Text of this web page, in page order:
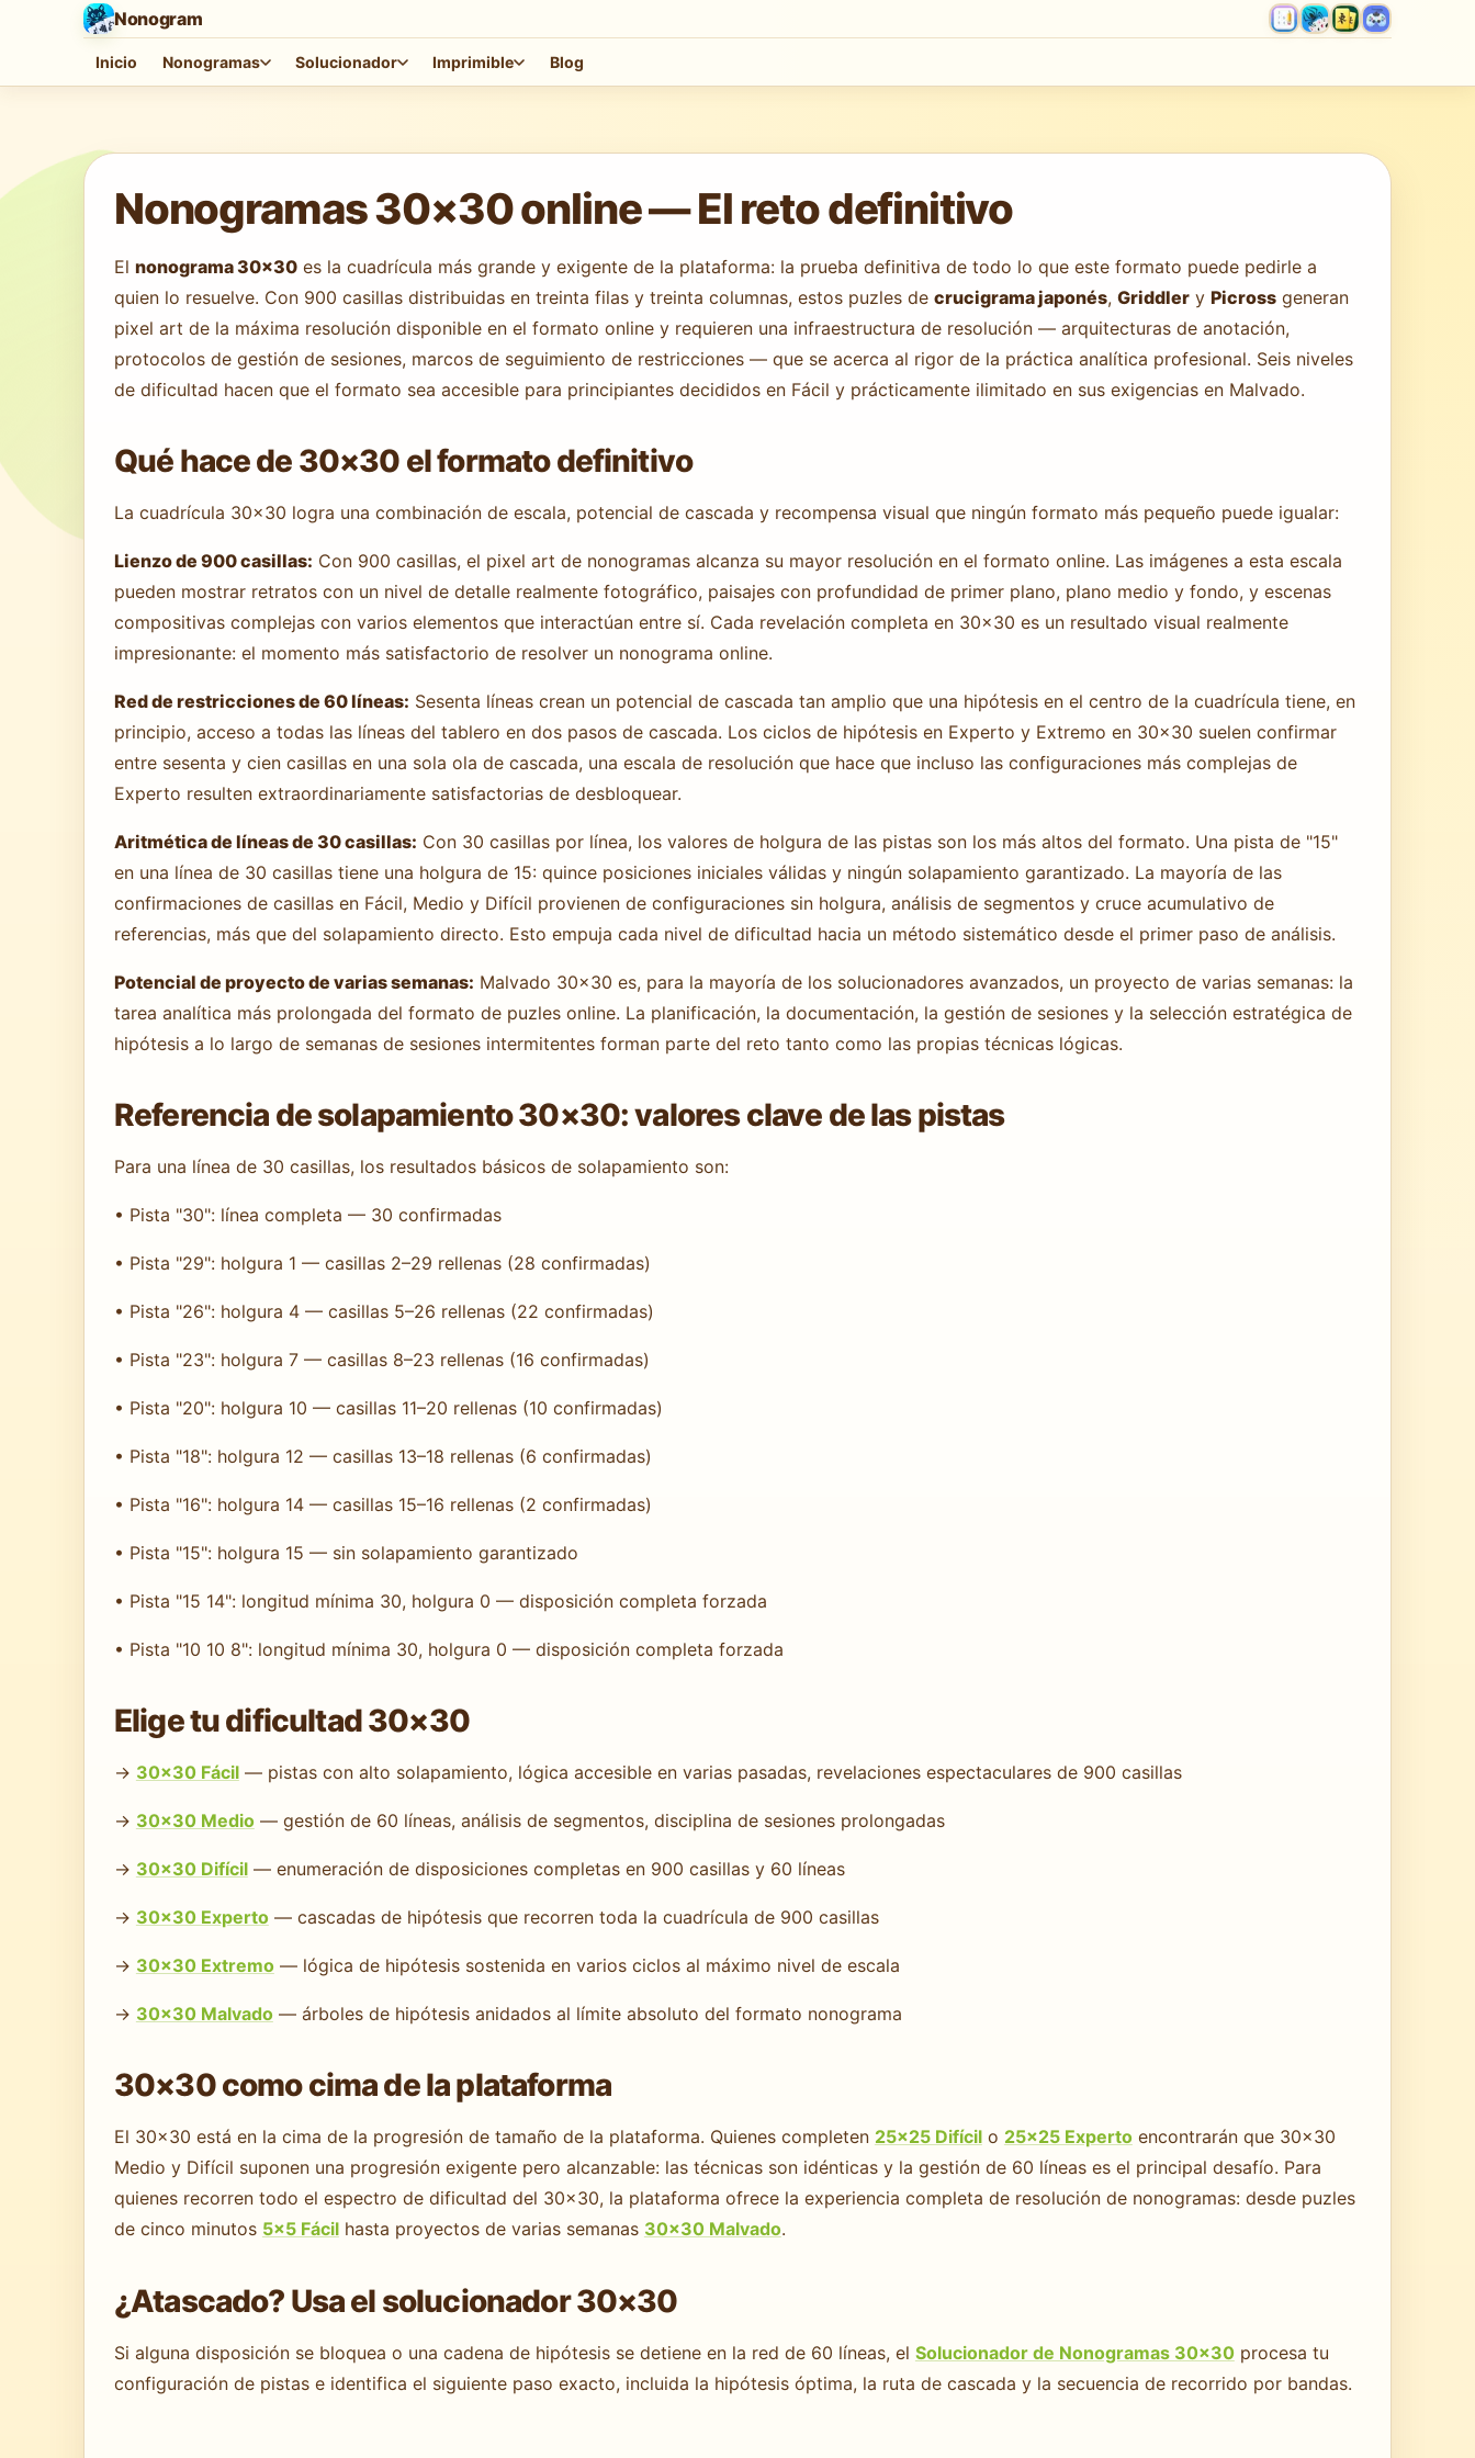
Nonogram
Inicio Nonogramas Solucionador Imprimible Blog
Cargando juego…
Nonogramas 30×30 online — El reto definitivo
El nonograma 30×30es la cuadrícula más grande y exigente de la plataforma: la prueba definitiva de todo lo que este formato puede pedirle a
quien lo resuelve. Con 900 casillas distribuidas en treinta filas y treinta columnas, estos puzles de crucigrama japonés, Griddlery Picrossgeneran
pixel art de la máxima resolución disponible en el formato online y requieren una infraestructura de resolución — arquitecturas de anotación,
protocolos de gestión de sesiones, marcos de seguimiento de restricciones — que se acerca al rigor de la práctica analítica profesional. Seis niveles
de dificultad hacen que el formato sea accesible para principiantes decididos en Fácil y prácticamente ilimitado en sus exigencias en Malvado.
Qué hace de 30×30 el formato definitivo
La cuadrícula 30×30 logra una combinación de escala, potencial de cascada y recompensa visual que ningún formato más pequeño puede igualar:
Lienzo de 900 casillas: Con 900 casillas, el pixel art de nonogramas alcanza su mayor resolución en el formato online. Las imágenes a esta escala
pueden mostrar retratos con un nivel de detalle realmente fotográfico, paisajes con profundidad de primer plano, plano medio y fondo, y escenas
compositivas complejas con varios elementos que interactúan entre sí. Cada revelación completa en 30×30 es un resultado visual realmente
impresionante: el momento más satisfactorio de resolver un nonograma online.
Red de restricciones de 60 líneas: Sesenta líneas crean un potencial de cascada tan amplio que una hipótesis en el centro de la cuadrícula tiene, en
principio, acceso a todas las líneas del tablero en dos pasos de cascada. Los ciclos de hipótesis en Experto y Extremo en 30×30 suelen confirmar
entre sesenta y cien casillas en una sola ola de cascada, una escala de resolución que hace que incluso las configuraciones más complejas de
Experto resulten extraordinariamente satisfactorias de desbloquear.
Aritmética de líneas de 30 casillas: Con 30 casillas por línea, los valores de holgura de las pistas son los más altos del formato. Una pista de "15"
en una línea de 30 casillas tiene una holgura de 15: quince posiciones iniciales válidas y ningún solapamiento garantizado. La mayoría de las
confirmaciones de casillas en Fácil, Medio y Difícil provienen de configuraciones sin holgura, análisis de segmentos y cruce acumulativo de
referencias, más que del solapamiento directo. Esto empuja cada nivel de dificultad hacia un método sistemático desde el primer paso de análisis.
Potencial de proyecto de varias semanas: Malvado 30×30 es, para la mayoría de los solucionadores avanzados, un proyecto de varias semanas: la
tarea analítica más prolongada del formato de puzles online. La planificación, la documentación, la gestión de sesiones y la selección estratégica de
hipótesis a lo largo de semanas de sesiones intermitentes forman parte del reto tanto como las propias técnicas lógicas.
Referencia de solapamiento 30×30: valores clave de las pistas
Para una línea de 30 casillas, los resultados básicos de solapamiento son:
• Pista "30": línea completa — 30 confirmadas
• Pista "29": holgura 1 — casillas 2–29 rellenas (28 confirmadas)
• Pista "26": holgura 4 — casillas 5–26 rellenas (22 confirmadas)
• Pista "23": holgura 7 — casillas 8–23 rellenas (16 confirmadas)
• Pista "20": holgura 10 — casillas 11–20 rellenas (10 confirmadas)
• Pista "18": holgura 12 — casillas 13–18 rellenas (6 confirmadas)
• Pista "16": holgura 14 — casillas 15–16 rellenas (2 confirmadas)
• Pista "15": holgura 15 — sin solapamiento garantizado
• Pista "15 14": longitud mínima 30, holgura 0 — disposición completa forzada
• Pista "10 10 8": longitud mínima 30, holgura 0 — disposición completa forzada
Elige tu dificultad 30×30
→ 30×30 Fácil— pistas con alto solapamiento, lógica accesible en varias pasadas, revelaciones espectaculares de 900 casillas
→ 30×30 Medio— gestión de 60 líneas, análisis de segmentos, disciplina de sesiones prolongadas
→ 30×30 Difícil— enumeración de disposiciones completas en 900 casillas y 60 líneas
→ 30×30 Experto— cascadas de hipótesis que recorren toda la cuadrícula de 900 casillas
→ 30×30 Extremo— lógica de hipótesis sostenida en varios ciclos al máximo nivel de escala
→ 30×30 Malvado— árboles de hipótesis anidados al límite absoluto del formato nonograma
30×30 como cima de la plataforma
El 30×30 está en la cima de la progresión de tamaño de la plataforma. Quienes completen 25×25 Difícilo 25×25 Expertoencontrarán que 30×30
Medio y Difícil suponen una progresión exigente pero alcanzable: las técnicas son idénticas y la gestión de 60 líneas es el principal desafío. Para
quienes recorren todo el espectro de dificultad del 30×30, la plataforma ofrece la experiencia completa de resolución de nonogramas: desde puzles
de cinco minutos 5×5 Fácilhasta proyectos de varias semanas 30×30 Malvado.
¿Atascado? Usa el solucionador 30×30
Si alguna disposición se bloquea o una cadena de hipótesis se detiene en la red de 60 líneas, el Solucionador de Nonogramas 30×30procesa tu
configuración de pistas e identifica el siguiente paso exacto, incluida la hipótesis óptima, la ruta de cascada y la secuencia de recorrido por bandas.